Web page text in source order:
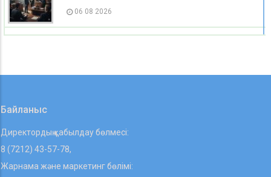
06 08 2026
Байланыс
Директордың қабылдау бөлмесі:
8 (7212) 43-57-78,
Жарнама және маркетинг бөлімі: